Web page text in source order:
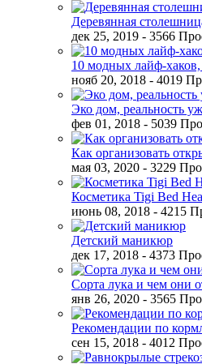
Деревянная
дек 25, 2019 - 3566
10 модных лайф-
нояб 20, 2018 - 4019
Эко дом, реальность
фев 01, 2018 - 5039
Как организовать
мая 03, 2020 - 3229
Косметика Tigi Bed
июнь 08, 2018 - 4215
Детский маникюр
дек 17, 2018 - 4373
Сорта лука и чем они
янв 26, 2020 - 3565
Рекомендации по
сен 15, 2018 - 4012